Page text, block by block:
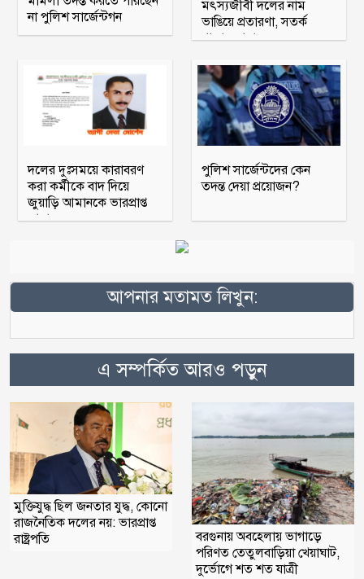
না পুলিশ সার্জেন্টগন
মৎস্যজীবী দলের নাম
ভাঙিয়ে প্রতারণা, সতর্ক
থাকার আহ্বান
দলের দুঃসময়ে কারাবরণ
করা কর্মীকে বাদ দিয়ে
জুয়াড়ি আমানকে ভারপ্রাপ্ত
আহ্বায়ক
পুলিশ সার্জেন্টদের কেন
তদন্ত দেয়া প্রয়োজন?
আপনার মতামত লিখুন:
এ সম্পর্কিত আরও পড়ুন
মুক্তিযুদ্ধ ছিল জনতার যুদ্ধ, কোনো
রাজনৈতিক দলের নয়: ভারপ্রাপ্ত
রাষ্ট্রপতি
বরগুনায় অবহেলায় ভাগাড়ে
পরিণত তেতুলবাড়িয়া খেয়াঘাট,
দুর্ভোগে শত শত যাত্রী